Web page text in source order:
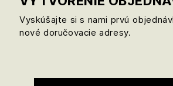
content to the list of
used.
Vyskúšajte si s nami prvú
nové doručovacie adresy.